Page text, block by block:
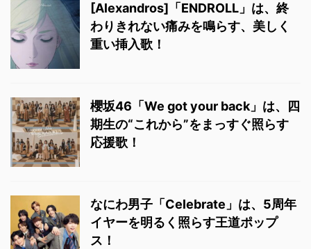
[Alexandros]「ENDROLL」は、終
わりきれない痛みを鳴らす、美しく
重い挿入歌！
櫻坂46「We got your back」は、四
期生の“これから”をまっすぐ照らす
応援歌！
なにわ男子「Celebrate」は、5周年
イヤーを明るく照らす王道ポップ
ス！